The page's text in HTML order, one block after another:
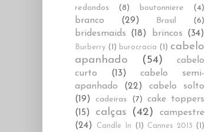
redondos
(8) boutonniere (4)
branco (29) Brasil (6)
bridesmaids (18) brincos (34)
Burberry (1) burocracia (1) cabelo
apanhado
(54)
cabelo
curto
(13)
cabelo semi-
apanhado
(22)
cabelo solto
(19)
cadeiras (7) cake toppers
(15)
calças (42)
campestre
(24)
Candle In (1) Cannes 2013
(1)